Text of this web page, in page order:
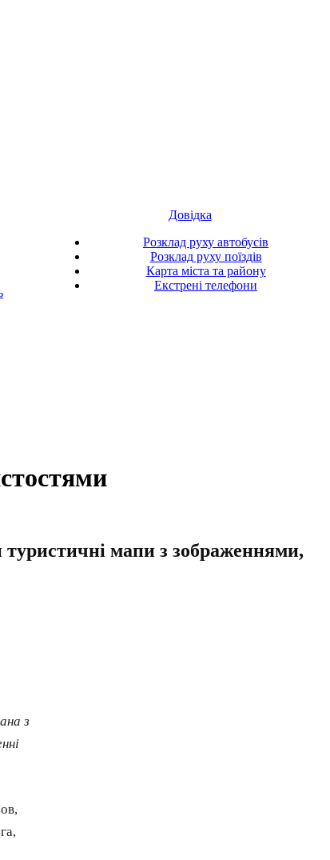
Довідка
Розклад руху автобусів
Розклад руху поїздів
Карта міста та району
Екстрені телефони
мапи з зображеннями,
з